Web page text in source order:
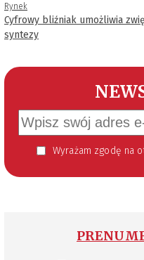
Rynek
Cyfrowy bliźniak umożliwia
syntezy
Wyrażam zgodę na otrzymywanie informacji handlowej kierowanej do mnie za pomocą środków komunikacji elektronicznej w szczególności poczty elektronicznej zgodnie z przepisem art. 10 ust 2 ustawy z dnia